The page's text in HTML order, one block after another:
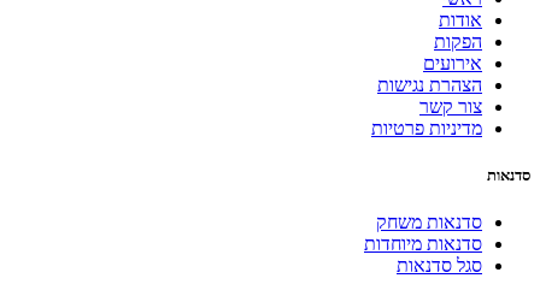
אודות
הפקות
אירועים
הצהרת נגישות
צור קשר
מדיניות פרטיות
סדנאות
סדנאות משחק
סדנאות מיוחדות
סגל סדנאות